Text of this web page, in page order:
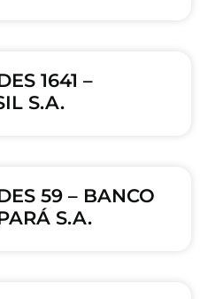
1641 –
S.A.
59 – BANCO
S.A.